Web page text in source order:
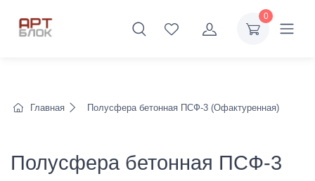
0
Главная Полусфера бетонная ПСФ-3 (Офактуренная)
Полусфера бетонная ПСФ-3